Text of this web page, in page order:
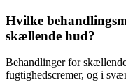
Hvilke
skællende hud?
Behandlinger for
fugtighedscremer, og i